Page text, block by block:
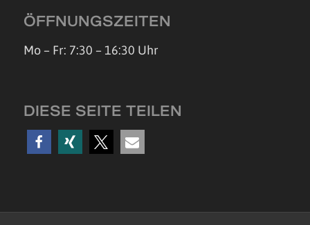
ÖFFNUNGSZEITEN
Mo – Fr: 7:30 – 16:30 Uhr
DIESE SEITE TEILEN